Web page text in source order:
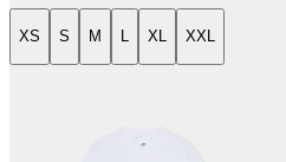
XS S M L XL XXL